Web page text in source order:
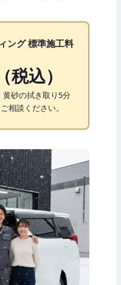
ング 標準施工料
込）
砂の拭き取り5分
相談ください。